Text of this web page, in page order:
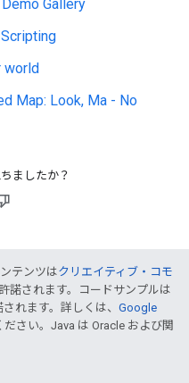
ましたか？
テンツはクリエイティブ・コモ
諾されます。コードサンプルは
れます。詳しくは、 Google
ださい。Java は Oracle および関